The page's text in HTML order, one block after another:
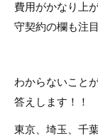
費用がかなり上
守契約の欄も注
わからないこと
答えします！！
東京、埼玉、千